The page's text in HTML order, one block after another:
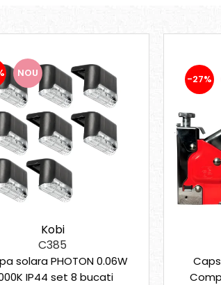
NOU
Kobi
C385
solara PHOTON 0.06W
IP44 set 8 bucati
-27%